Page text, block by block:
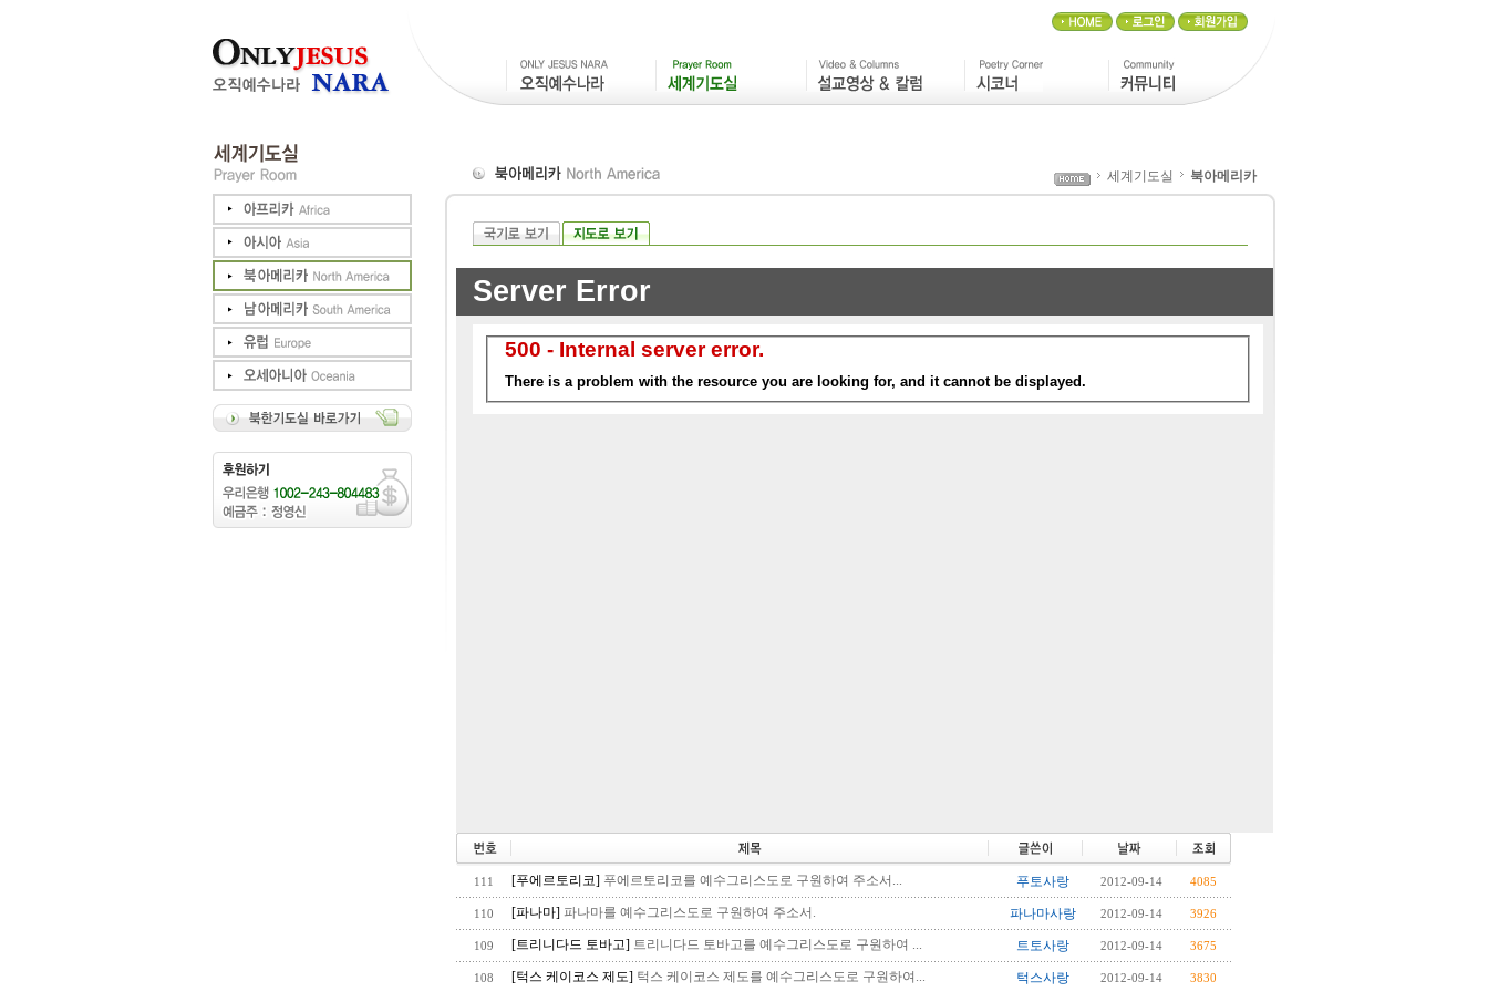
세계기도실 북아메리카
111 [푸에르토리코] 푸에르토리코를 예수그리스도로 구원하여 주소서... 푸토사랑 2012-09-14 4085
110 [파나마] 파나마를 예수그리스도로 구원하여 주소서. 파나마사랑 2012-09-14 3926
109 [트리니다드 토바고] 트리니다드 토바고를 예수그리스도로 구원하여 ... 트토사랑 2012-09-14 3675
108 [턱스 케이코스 제도] 턱스 케이코스 제도를 예수그리스도로 구원하여... 턱스사랑 2012-09-14 3830